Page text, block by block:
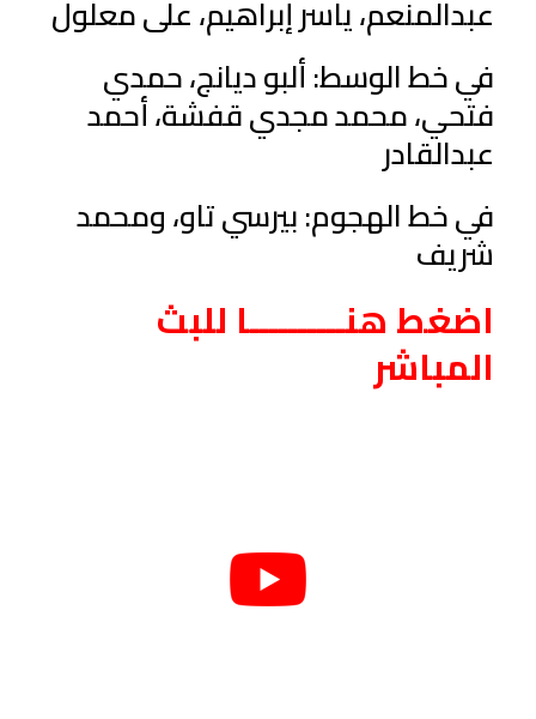
عبدالمنعم، ياسر إبراهيم، على معلول
في خط الوسط: ألبو ديانج، حمدي
فتحي، محمد مجدي قفشة، أحمد
عبدالقادر
في خط الهجوم: بيرسي تاو، ومحمد
شريف
اضغط هنــــــــــا للبث
المباشر